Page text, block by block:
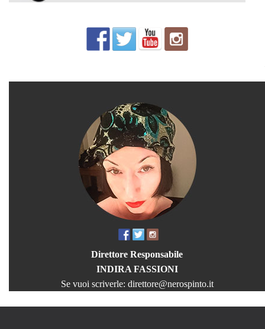
Direttore Responsabile
INDIRA FASSIONI
Se vuoi scriverle: direttore@nerospinto.it